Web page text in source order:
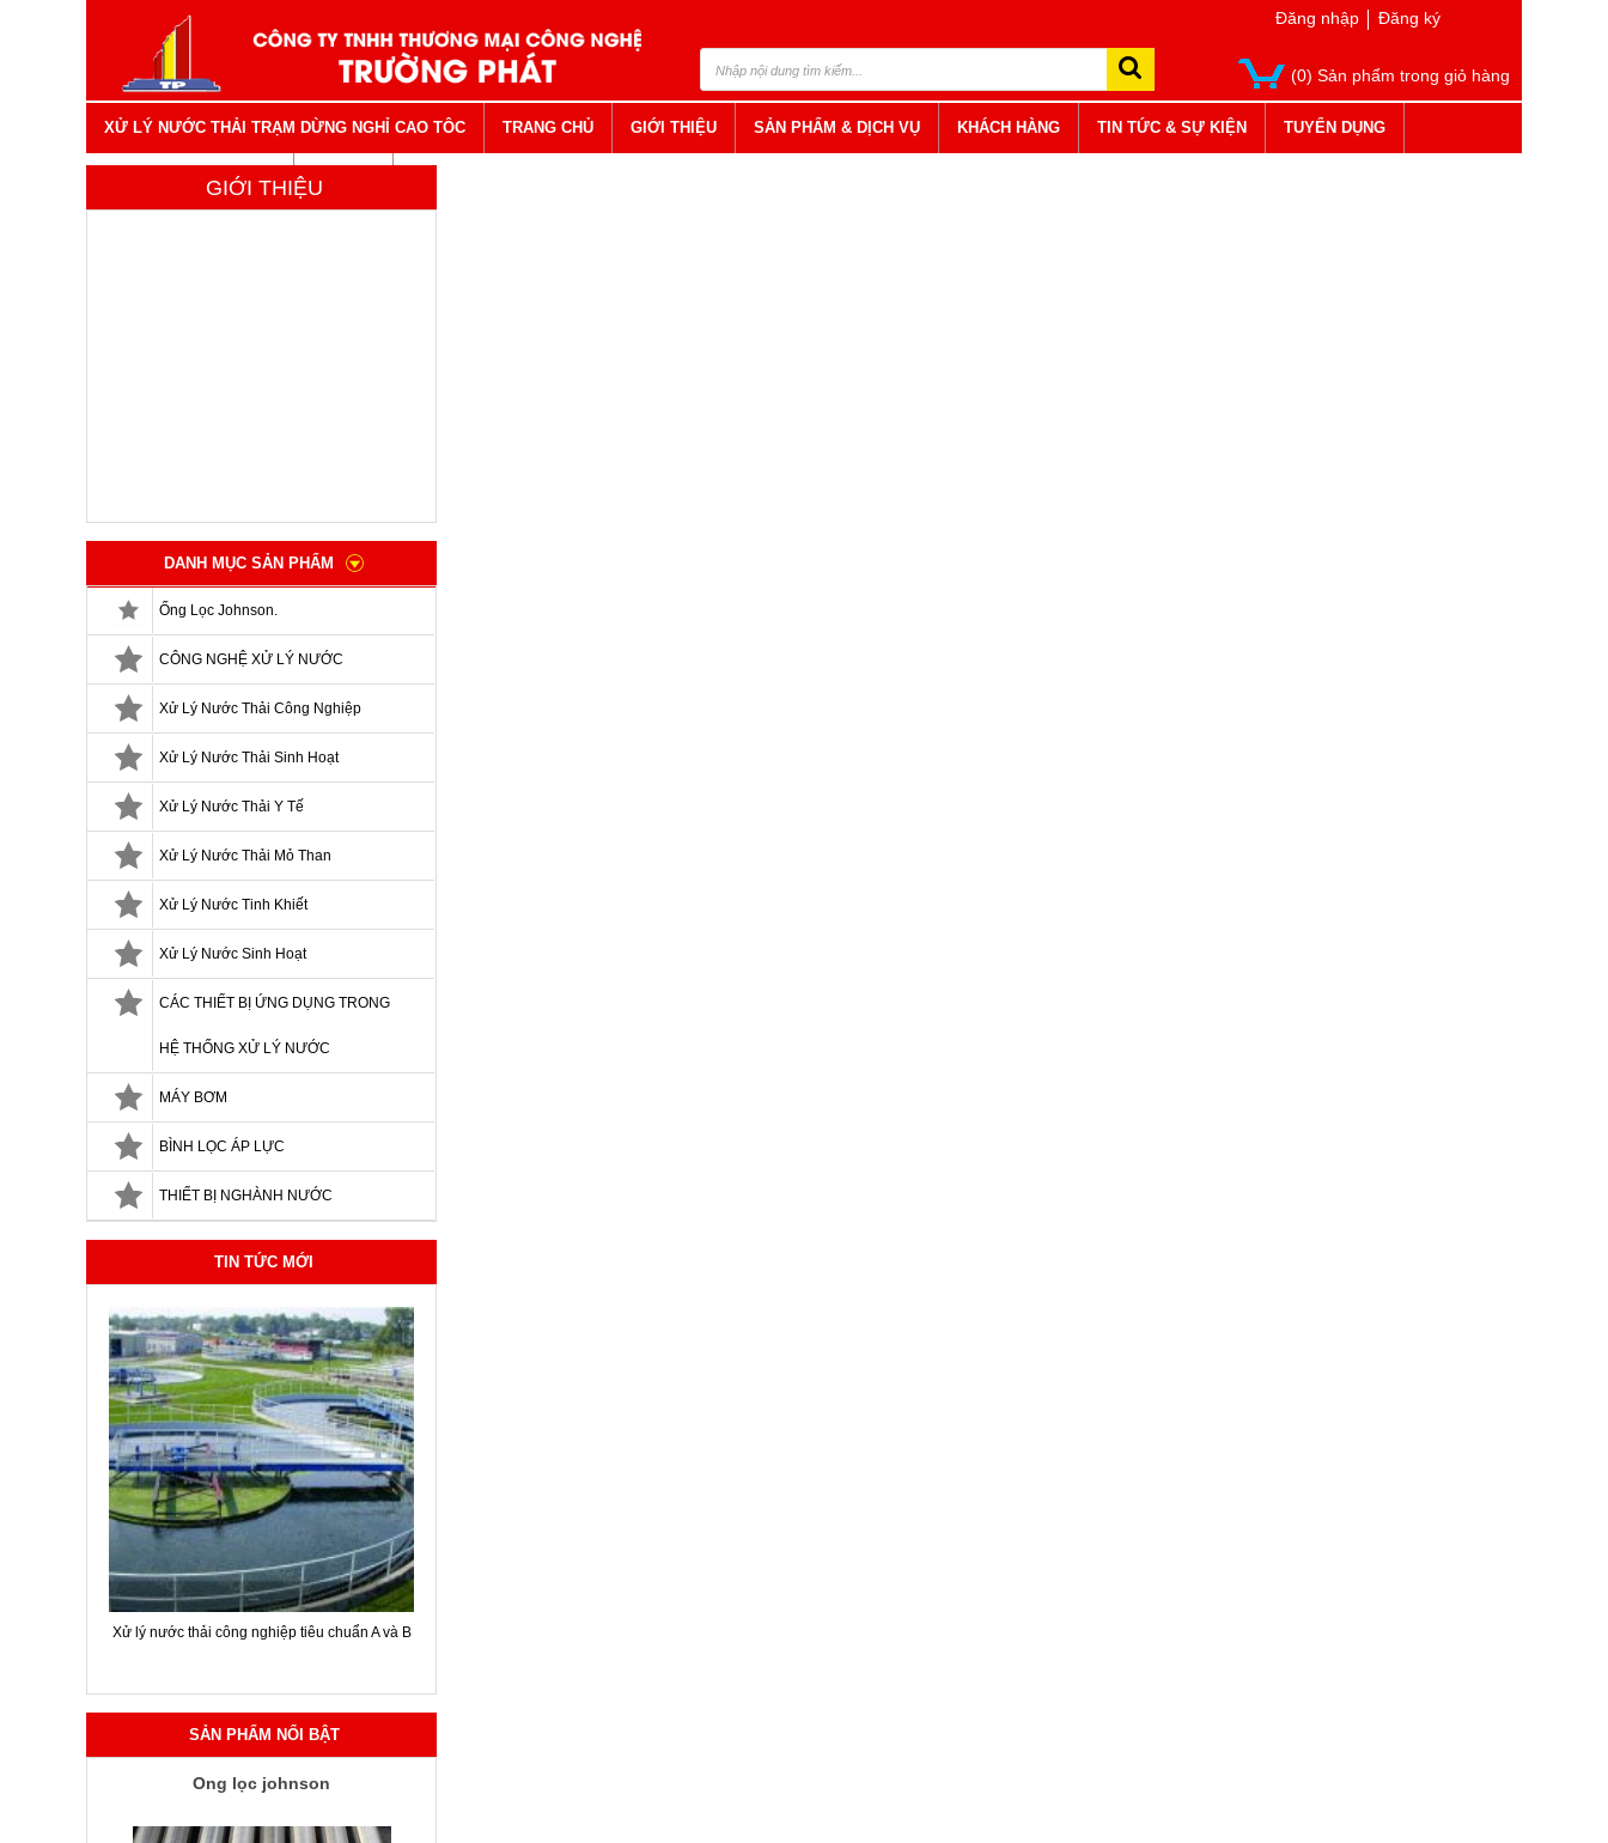
Đăng nhập Đăng ký
(0) Sản phẩm trong giỏ hàng
XỬ LÝ NƯỚC THẢI TRẠM DỪNG NGHỈ CAO TÔC TRANG CHỦ GIỚI THIỆU SẢN PHẨM & DỊCH VỤ KHÁCH HÀNG TIN TỨC & SỰ KIỆN TUYỂN DỤNG
VẬT TƯ NGÀNH NƯỚC LIÊN HỆ
GIỚI THIỆU
DANH MỤC SẢN PHẨM
Ống Lọc Johnson.
CÔNG NGHỆ XỬ LÝ NƯỚC
Xử Lý Nước Thải Công Nghiệp
Xử Lý Nước Thải Sinh Hoạt
Xử Lý Nước Thải Y Tế
Xử Lý Nước Thải Mỏ Than
Xử Lý Nước Tinh Khiết
Xử Lý Nước Sinh Hoạt
CÁC THIẾT BỊ ỨNG DỤNG TRONG
HỆ THỐNG XỬ LÝ NƯỚC
MÁY BƠM
BÌNH LỌC ÁP LỰC
THIẾT BỊ NGHÀNH NƯỚC
TIN TỨC MỚI
Xử lý nước thải công nghiệp tiêu chuẩn A và B
SẢN PHẨM NỔI BẬT
Ống lọc johnson